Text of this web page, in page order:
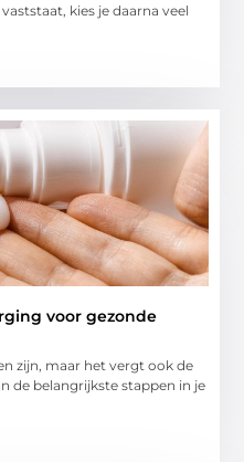
kies je daarna veel
voor gezonde
zijn, maar het vergt ook de
de belangrijkste stappen in je